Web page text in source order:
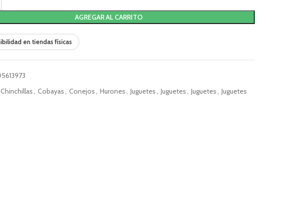
AGREGAR AL CARRITO
en tiendas físicas
Chinchillas, Cobayas, Conejos, Hurones, Juguetes, Juguetes, Juguetes, Juguetes